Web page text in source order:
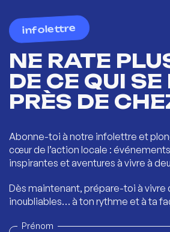
infolettre
NE RATE
DE CE QUI SE
PRÈS DE
Abonne-toi à notre infolettre et
cœur de l’action locale :
inspirantes et aventures à vivre à
Dès maintenant, prépare-toi à vivre
inoubliables… à ton rythme et à ta
Prénom